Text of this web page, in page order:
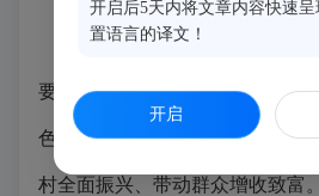
要深入学习贯彻习近平总书
要论述，牢固树立和践行正确政
色产业，用心用情办好民生实事
村全面振兴、带动群众增收致富。
开启后5天内将文章内容快速
置语言的译文！
开启